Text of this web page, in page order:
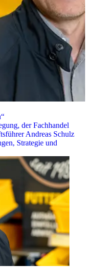
der Fachhandel
Andreas Schulz
Strategie und